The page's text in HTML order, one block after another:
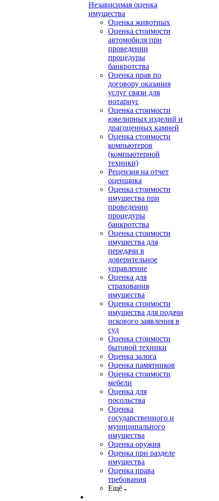
Независимая оценка
имущества
Оценка животных
Оценка стоимости
автомобиля при
проведении
процедуры
банкротства
Оценка прав по
договору оказания
услуг связи для
нотариус
Оценка стоимости
ювелирных изделий и
драгоценных камней
Оценка стоимости
компьютеров
(компьютерной
техники)
Рецензия на отчет
оценщика
Оценка стоимости
имущества при
проведении
процедуры
банкротства
Оценка стоимости
имущества для
передачи в
доверительное
управление
Оценка для
страхования
имущества
Оценка стоимости
имущества для подачи
искового заявления в
суд
Оценка стоимости
бытовой техники
Оценка залога
Оценка памятников
Оценка стоимости
мебели
Оценка для
посольства
Оценка
государственного и
муниципального
имущества
Оценка оружия
Оценка при разделе
имущества
Оценка права
требования
Ещё